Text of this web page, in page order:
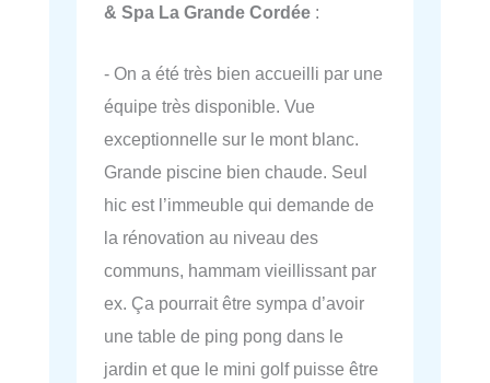
& Spa La Grande Cordée :
- On a été très bien accueilli par une
équipe très disponible. Vue
exceptionnelle sur le mont blanc.
Grande piscine bien chaude. Seul
hic est l’immeuble qui demande de
la rénovation au niveau des
communs, hammam vieillissant par
ex. Ça pourrait être sympa d’avoir
une table de ping pong dans le
jardin et que le mini golf puisse être